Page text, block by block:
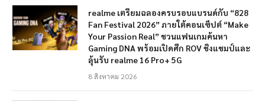
realme เตรียมฉลองครบรอบแบรนด์กับ “828
Fan Festival 2026” ภายใต้คอนเซ็ปต์ “Make
Your Passion Real” ชวนแฟนเกมค้นหา
Gaming DNA พร้อมเปิดศึก ROV ชิงแชมป์และ
ลุ้นรับ realme 16 Pro+ 5G
8 สิงหาคม 2026